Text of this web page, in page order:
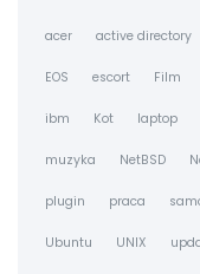
acer active directory
EOS escort Film
ibm Kot laptop
muzyka NetBSD
plugin praca
Ubuntu UNIX